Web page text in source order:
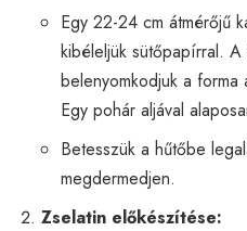
Egy 22-24 cm átmérőjű
kibéleljük sütőpapírral. A
belenyomkodjuk a
Egy pohár aljával
Betesszük a hűtőbe
megdermedjen.
Zselatin előkészítése: